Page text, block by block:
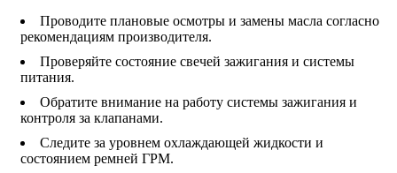
Проводите плановые осмотры и замены масла согласно
рекомендациям производителя.
Проверяйте состояние свечей зажигания и системы
питания.
Обратите внимание на работу системы зажигания и
контроля за клапанами.
Следите за уровнем охлаждающей жидкости и
состоянием ремней ГРМ.